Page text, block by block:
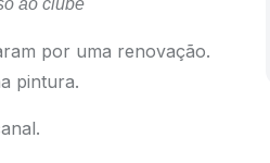
ao clube
por uma renovação.
pintura.